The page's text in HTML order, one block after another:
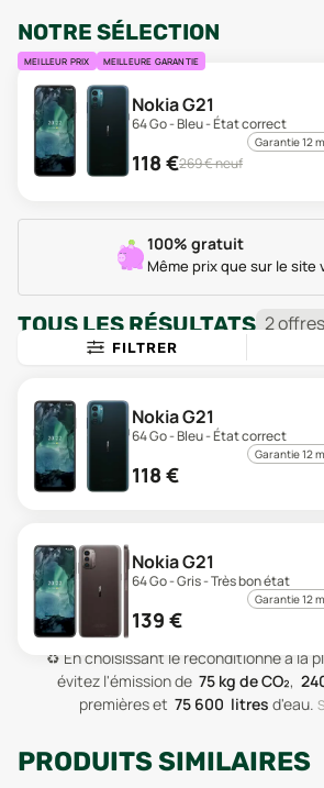
NOTRE SÉLECTION
MEILLEUR PRIX MEILLEURE GARANTIE
Nokia G21
64 Go - Bleu - État correct
Garantie 12
118 €269€ neuf
100% gratuit
Même prix que sur le site
TOUS LES RÉSULTATS 2offres
FILTRER
Nokia G21
64 Go - Bleu - État correct
Garantie 12
118 €
Nokia G21
64 Go - Gris - Très bon état
Garantie 12
139 €
♻️ En choisissant le reconditionné à la
évitez l'émission de 75 kg de CO₂,
premièreset 75 600 litres d'eau.
PRODUITS SIMILAIRES